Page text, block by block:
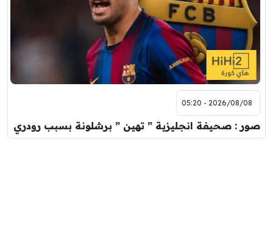
2026/08/08 - 05:20
صور : صحيفة انجليزية ” تهين ” برشلونة بسبب رودري